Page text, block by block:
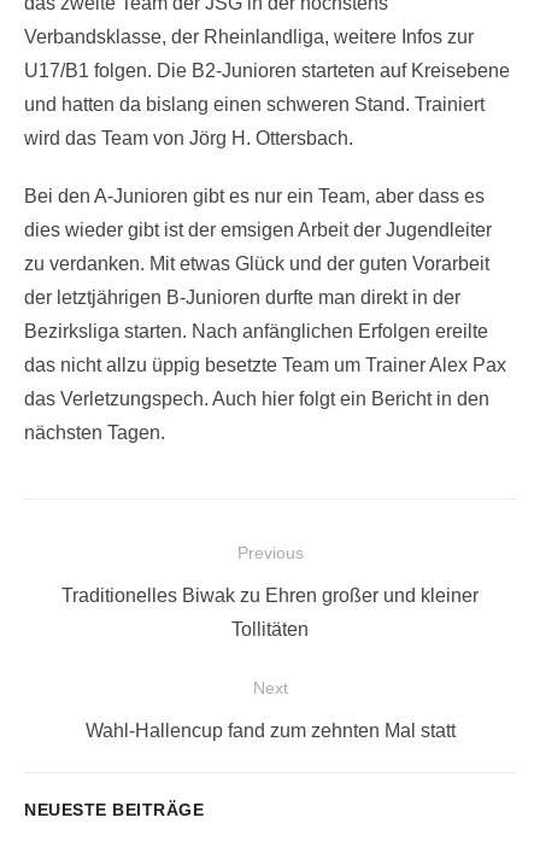
Verbandsklasse, der Rheinlandliga, weitere Infos zur
U17/B1 folgen. Die B2-Junioren starteten auf Kreisebene
und hatten da bislang einen schweren Stand. Trainiert
wird das Team von Jörg H. Ottersbach.
Bei den A-Junioren gibt es nur ein Team, aber dass es
dies wieder gibt ist der emsigen Arbeit der Jugendleiter
zu verdanken. Mit etwas Glück und der guten Vorarbeit
der letztjährigen B-Junioren durfte man direkt in der
Bezirksliga starten. Nach anfänglichen Erfolgen ereilte
das nicht allzu üppig besetzte Team um Trainer Alex Pax
das Verletzungspech. Auch hier folgt ein Bericht in den
nächsten Tagen.
Beitragsnavigation
Previous
Previous
Traditionelles Biwak zu Ehren großer und kleiner
Tollitäten
Next
Next
Wahl-Hallencup fand zum zehnten Mal statt
NEUESTE BEITRÄGE